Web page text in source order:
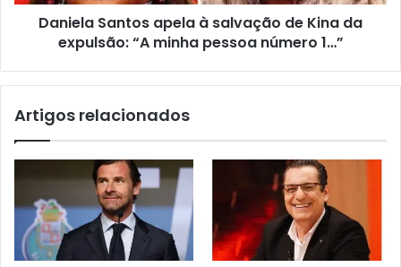
Daniela Santos apela à salvação de Kina da
expulsão: “A minha pessoa número 1…”
Artigos relacionados